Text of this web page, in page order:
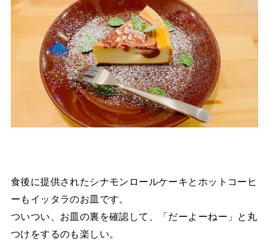
食後に提供されたシナモンロールケーキとホットコーヒ
ーもイッタラのお皿です。
ついつい、お皿の裏を確認して、「だーよーねー」と丸
つけをするのも楽しい。